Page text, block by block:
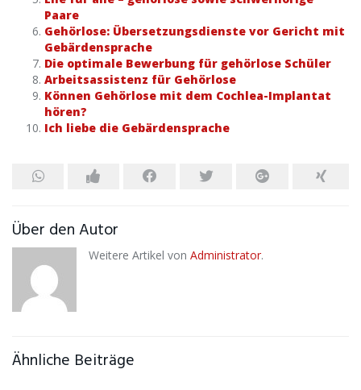
Paare
Gehörlose: Übersetzungsdienste vor Gericht mit
Gebärdensprache
Die optimale Bewerbung für gehörlose Schüler
Arbeitsassistenz für Gehörlose
Können Gehörlose mit dem Cochlea-Implantat
hören?
Ich liebe die Gebärdensprache
Über den Autor
Weitere Artikel von Administrator.
Ähnliche Beiträge